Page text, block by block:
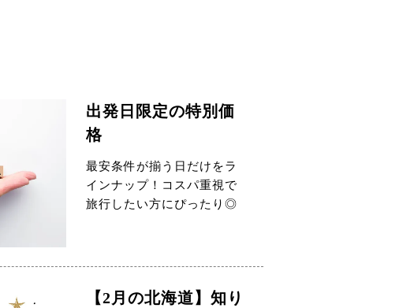
出発日限定の特別価
格
最安条件が揃う日だけをラ
インナップ！コスパ重視で
旅行したい方にぴったり◎
【2月の北海道】知り